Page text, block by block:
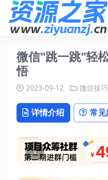
微信"跳一跳"轻
悟
2023-09-12 微信技巧
详情介绍 常
‹